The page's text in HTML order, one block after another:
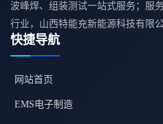
波峰焊、组装测试一站式服务；服
行业，山西特能充新能源科技有限
快捷导航
网站首页
EMS电子制造